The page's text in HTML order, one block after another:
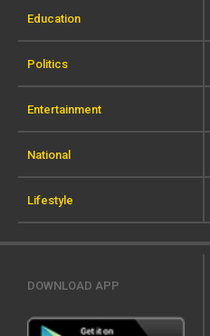
Education
Politics
Entertainment
National
Lifestyle
DOWNLOAD APP